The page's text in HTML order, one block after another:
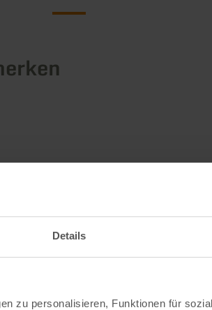
Details
zu personalisieren, Funktionen für